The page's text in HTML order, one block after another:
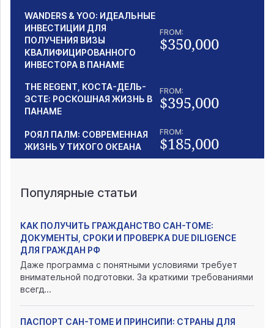
WANDERS & YOO: ИДЕАЛЬНЫЕ
ИНВЕСТИЦИИ ДЛЯ
ПОЛУЧЕНИЯ ВИЗЫ
КВАЛИФИЦИРОВАННОГО
ИНВЕСТОРА В ПАНАМЕ
FROM:
$350,000
THE REGENT, КОСТА-ДЕЛЬ-
ЭСТЕ: РОСКОШНАЯ ЖИЗНЬ В
ПАНАМЕ
FROM:
$395,000
РОЯЛ ПАЛМ: СОВРЕМЕННАЯ
ЖИЗНЬ У ТИХОГО ОКЕАНА
FROM:
$185,000
Популярные статьи
КАК ПОЛУЧИТЬ ГРАЖДАНСТВО САН-ТОМЕ:
ДОКУМЕНТЫ, СРОКИ И ПРОВЕРКА DUE DILIGENCE
ДЛЯ ГРАЖДАН РФ
Даже программа с понятными условиями требует
внимательной подготовки. За краткими требованиями
всегд...
ПАСПОРТ САН-ТОМЕ И ПРИНСИПИ: СТРАНЫ ДЛЯ